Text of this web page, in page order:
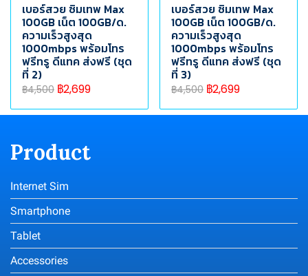
เบอร์สวย ซิมเทพ Max
100GB เน็ต 100GB/ด.
ความเร็วสูงสุด
1000mbps พร้อมโทร
ฟรีทรู ดีแทค ส่งฟรี (ชุด
ที่ 2)
฿4,500 ฿2,699
เบอร์สวย ซิมเทพ Max
100GB เน็ต 100GB/ด.
ความเร็วสูงสุด
1000mbps พร้อมโทร
ฟรีทรู ดีแทค ส่งฟรี (ชุด
ที่ 3)
฿4,500 ฿2,699
Product
Internet Sim
Smartphone
Tablet
Accessories